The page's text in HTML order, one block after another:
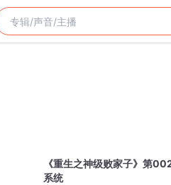
《重生之神级败家子》第
系统